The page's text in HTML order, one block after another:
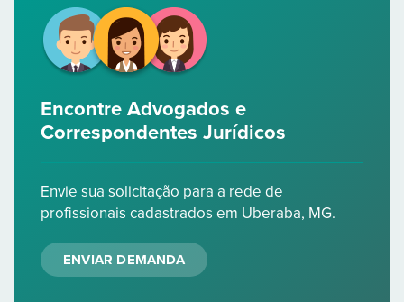
Encontre Advogados e
Correspondentes Jurídicos
Envie sua solicitação para a rede de
profissionais cadastrados em Uberaba, MG.
ENVIAR DEMANDA